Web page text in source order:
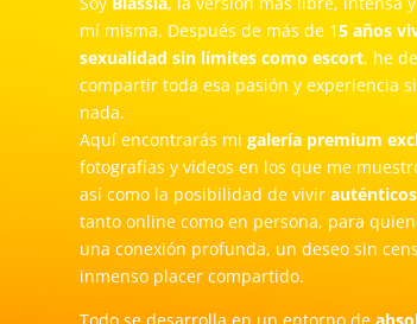
mí misma. Después de más de 15 años
sexualidad sin límites como escort, he
compartir toda esa pasión y experiencia
nada.
Aquí encontrarás migalería premium
fotografías y vídeos en los que me
así como la posibilidad de vivir
tanto online como en persona, para
una conexión profunda, un deseo sin
inmenso placer compartido.
Todo se desarrolla en un entorno de